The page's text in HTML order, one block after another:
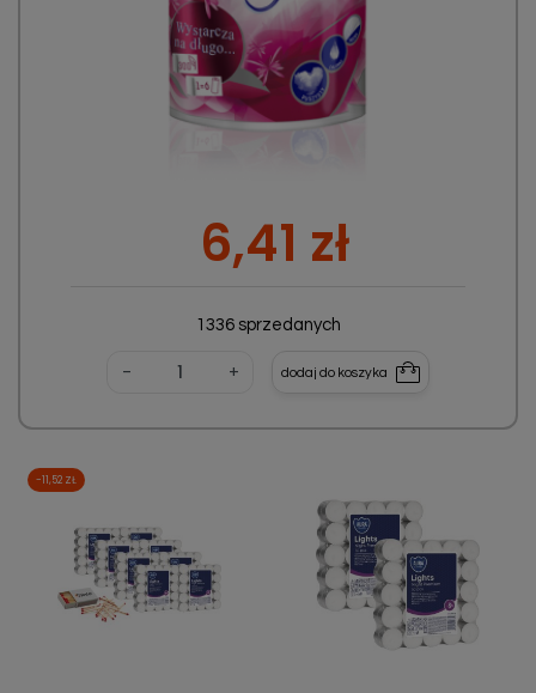
6,41 zł
1336 sprzedanych
- + dodaj do koszyka
-11,52 ZŁ